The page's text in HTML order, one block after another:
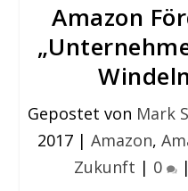
Amazon
Gepostet von Mark
2017| Amazon,
Zukunft | 0 |